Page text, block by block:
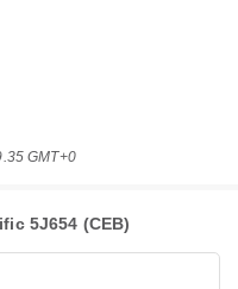
GMT+0
5J654 (CEB)